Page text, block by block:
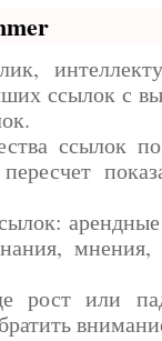
ссылок с
ссылок
мнения,
рост или